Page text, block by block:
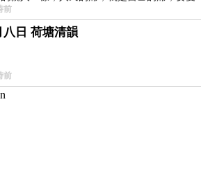
，說的這麼好聽，實際上根本沒做
前
八日 荷塘清韻
前